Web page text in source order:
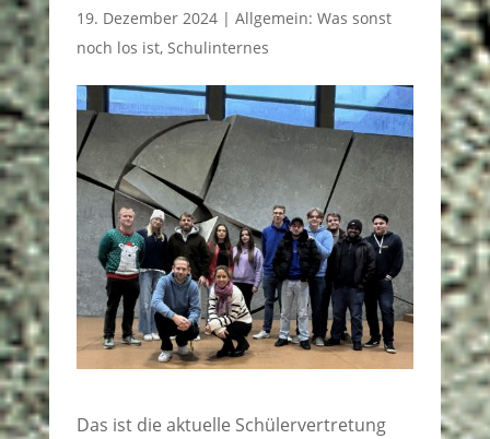
19. Dezember 2024| Allgemein: Was sonst
noch los ist, Schulinternes
Das ist die aktuelle Schülervertretung